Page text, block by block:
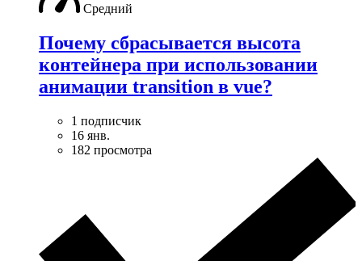
Средний
Почему сбрасывается высота
контейнера при использовании
анимации transition в vue?
1 подписчик
16 янв.
182 просмотра